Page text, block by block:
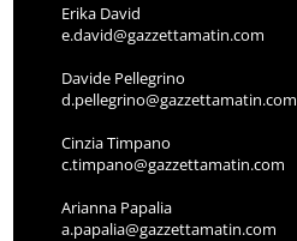
Erika David
e.david@gazzettamatin.com
Davide Pellegrino
d.pellegrino@gazzettamatin.com
Cinzia Timpano
c.timpano@gazzettamatin.com
Arianna Papalia
a.papalia@gazzettamatin.com